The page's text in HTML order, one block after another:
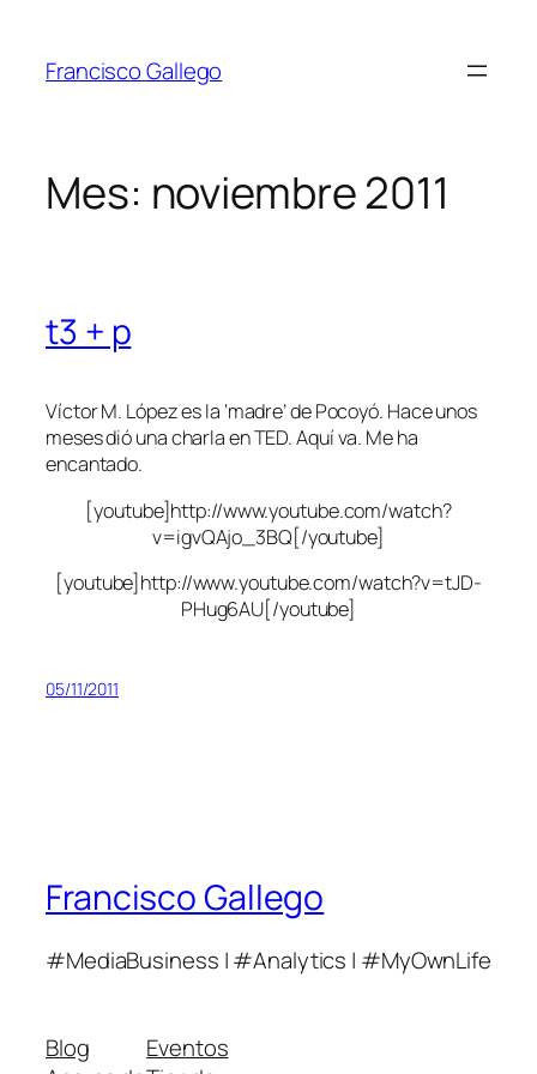
contenido
Francisco Gallego
Mes: noviembre 2011
t3 + p
Víctor M. López es la ‘madre’ de Pocoyó. Hace unos
meses dió una charla en TED. Aquí va. Me ha
encantado.
[youtube]http://www.youtube.com/watch?
v=igvQAjo_3BQ[/youtube]
[youtube]http://www.youtube.com/watch?v=tJD-
PHug6AU[/youtube]
05/11/2011
Francisco Gallego
#MediaBusiness | #Analytics | #MyOwnLife
Blog
Eventos